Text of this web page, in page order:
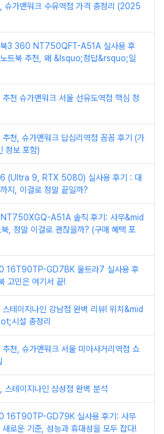
슈가맨워크 수유역점 가격 총정리 (2025
북3 360 NT750QFT-A51A 실사용 후
트북 추천, 왜 &lsquo;정답&rsquo;일
천 슈가맨워크 서울 선유도역점 핵심 정
천, 슈가맨워크 답십리역점 꼼꼼 후기 (가
정보 포함)
(Ultra 9, RTX 5080) 실사용 후기 : 대
지, 이걸로 정말 끝일까?
NT750XGQ-A51A 솔직 후기: 사무&mid
, 정말 이걸로 괜찮을까? (구매 혜택 포
16T90TP-GD7BK 울트라7 실사용 후
고민은 여기서 끝!
테이지나인 강남점 완벽 리뷰! 위치&mid
시설 총정리
천, 슈가맨워크 서울 미아사거리역점 쇼
스테이지나인 삼성점 완벽 분석
16T90TP-GD79K 실사용 후기: 사무
새로운 기준, 성능과 휴대성을 모두 잡다!